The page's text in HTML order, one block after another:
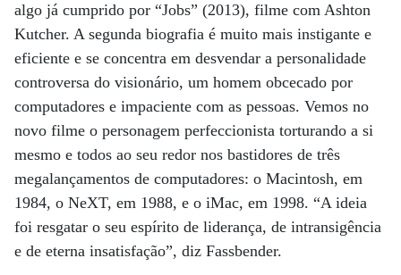
algo já cumprido por “Jobs” (2013), filme com Ashton
Kutcher. A segunda biografia é muito mais instigante e
eficiente e se concentra em desvendar a personalidade
controversa do visionário, um homem obcecado por
computadores e impaciente com as pessoas. Vemos no
novo filme o personagem perfeccionista torturando a si
mesmo e todos ao seu redor nos bastidores de três
megalançamentos de computadores: o Macintosh, em
1984, o NeXT, em 1988, e o iMac, em 1998. “A ideia
foi resgatar o seu espírito de liderança, de intransigência
e de eterna insatisfação”, diz Fassbender.